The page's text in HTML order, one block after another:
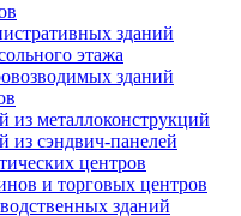
зданий
этажа
зданий
из металлоконструкций
из сэндвич-панелей
центров
и торговых центров
зданий